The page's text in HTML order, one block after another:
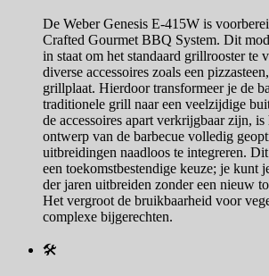
De Weber Genesis E-415W is
Crafted Gourmet BBQ System. Dit
in staat om het standaard grillrooster te
diverse accessoires zoals een
grillplaat. Hierdoor transformeer je de
traditionele grill naar een veelzijdige
de accessoires apart verkrijgbaar zijn, is
ontwerp van de barbecue volledig
uitbreidingen naadloos te integreren.
een toekomstbestendige keuze; je kunt
der jaren uitbreiden zonder een nieuw
Het vergroot de bruikbaarheid voor
complexe bijgerechten.
🛠️